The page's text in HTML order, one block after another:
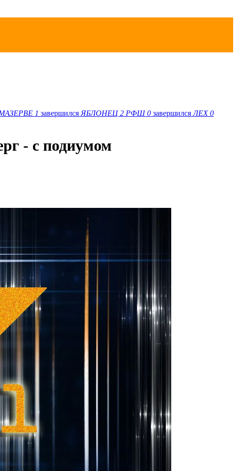
1 завершился ЯБЛОНЕЦ 2 РФШ 0 завершилсяЛЕХ 0
- с подиумом